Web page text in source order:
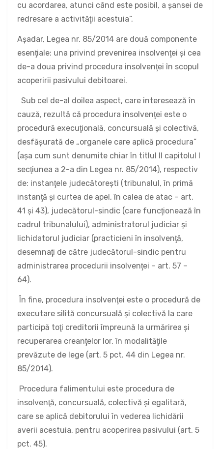
cu acordarea, atunci când este posibil, a şansei de
redresare a activităţii acestuia”.
Aşadar, Legea nr. 85/2014 are două componente
esenţiale: una privind prevenirea insolvenţei şi cea
de-a doua privind procedura insolvenţei în scopul
acoperirii pasivului debitoarei.
Sub cel de-al doilea aspect, care interesează în
cauză, rezultă că procedura insolvenţei este o
procedură execuţională, concursuală şi colectivă,
desfăşurată de „organele care aplică procedura”
(aşa cum sunt denumite chiar în titlul II capitolul I
secţiunea a 2-a din Legea nr. 85/2014), respectiv
de: instanţele judecătoreşti (tribunalul, în primă
instanţă şi curtea de apel, în calea de atac – art.
41 şi 43), judecătorul-sindic (care funcţionează în
cadrul tribunalului), administratorul judiciar şi
lichidatorul judiciar (practicieni în insolvenţă,
desemnaţi de către judecătorul-sindic pentru
administrarea procedurii insolvenţei – art. 57 –
64).
În fine, procedura insolvenţei este o procedură de
executare silită concursuală şi colectivă la care
participă toţi creditorii împreună la urmărirea şi
recuperarea creanţelor lor, în modalităţile
prevăzute de lege (art. 5 pct. 44 din Legea nr.
85/2014).
Procedura falimentului este procedura de
insolvenţă, concursuală, colectivă şi egalitară,
care se aplică debitorului în vederea lichidării
averii acestuia, pentru acoperirea pasivului (art. 5
pct. 45).